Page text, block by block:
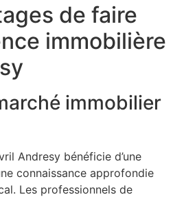
de faire
immobilière
immobilier
Andresy bénéficie d’une
connaissance approfondie
Les professionnels de